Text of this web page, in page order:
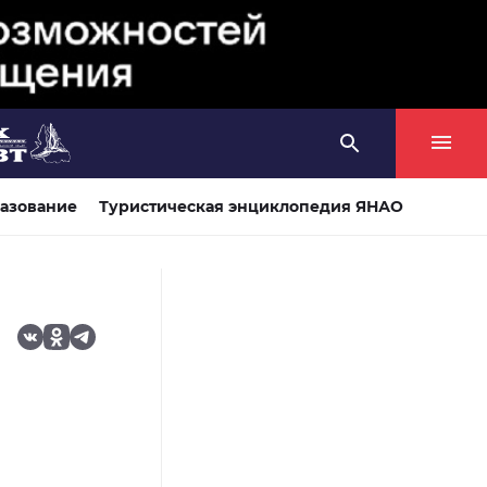
Туристическая энциклопедия ЯНАО